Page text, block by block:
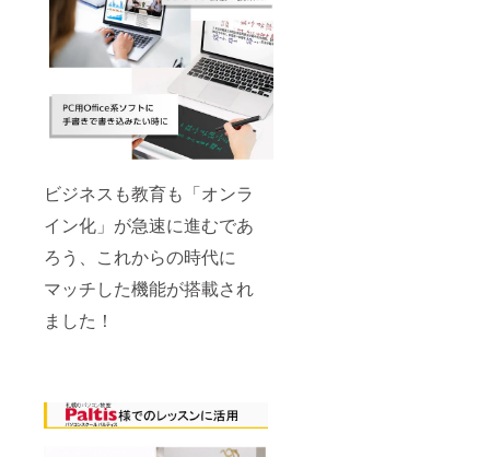
ビジネスも教育も「オンラ
イン化」が急速に進むであ
ろう、これからの時代に
マッチした機能が搭載され
ました！